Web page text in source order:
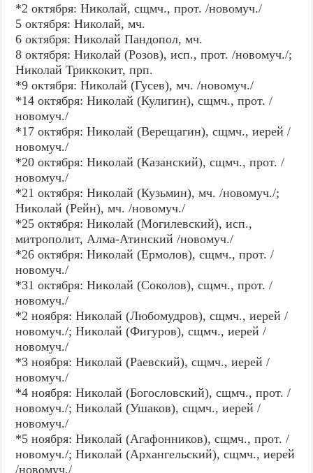
*2 октября: Николай, сщмч., прот. /новомуч./
5 октября: Николай, мч.
6 октября: Николай Пандопол, мч.
8 октября: Николай (Розов), исп., прот. /новомуч./;
Николай Триккокит, прп.
*9 октября: Николай (Гусев), мч. /новомуч./
*14 октября: Николай (Кулигин), сщмч., прот. /
новомуч./
*17 октября: Николай (Верещагин), сщмч., иерей /
новомуч./
*20 октября: Николай (Казанский), сщмч., прот. /
новомуч./
*21 октября: Николай (Кузьмин), мч. /новомуч./;
Николай (Рейн), мч. /новомуч./
*25 октября: Николай (Могилевский), исп.,
митрополит, Алма-Атинский /новомуч./
*26 октября: Николай (Ермолов), сщмч., прот. /
новомуч./
*31 октября: Николай (Соколов), сщмч., прот. /
новомуч./
*2 ноября: Николай (Любомудров), сщмч., иерей /
новомуч./; Николай (Фигуров), сщмч., иерей /
новомуч./
*3 ноября: Николай (Раевский), сщмч., иерей /
новомуч./
*4 ноября: Николай (Богословский), сщмч., прот. /
новомуч./; Николай (Ушаков), сщмч., иерей /
новомуч./
*5 ноября: Николай (Агафонников), сщмч., прот. /
новомуч./; Николай (Архангельский), сщмч., иерей
/новомуч./